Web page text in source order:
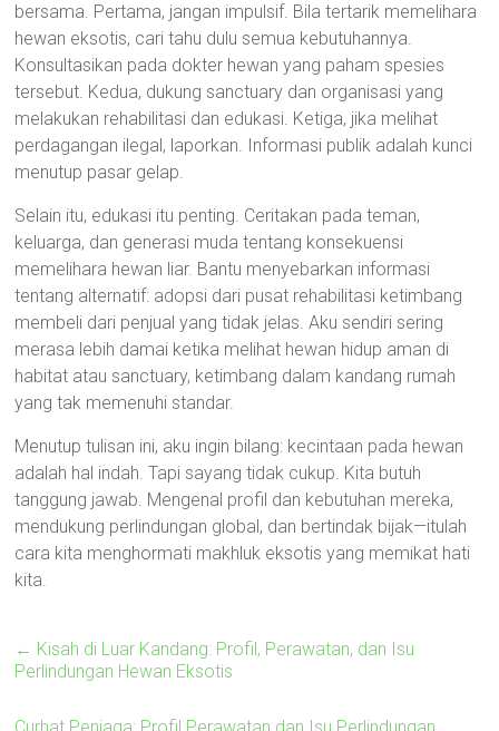
bersama. Pertama, jangan impulsif. Bila tertarik memelihara
hewan eksotis, cari tahu dulu semua kebutuhannya.
Konsultasikan pada dokter hewan yang paham spesies
tersebut. Kedua, dukung sanctuary dan organisasi yang
melakukan rehabilitasi dan edukasi. Ketiga, jika melihat
perdagangan ilegal, laporkan. Informasi publik adalah kunci
menutup pasar gelap.
Selain itu, edukasi itu penting. Ceritakan pada teman,
keluarga, dan generasi muda tentang konsekuensi
memelihara hewan liar. Bantu menyebarkan informasi
tentang alternatif: adopsi dari pusat rehabilitasi ketimbang
membeli dari penjual yang tidak jelas. Aku sendiri sering
merasa lebih damai ketika melihat hewan hidup aman di
habitat atau sanctuary, ketimbang dalam kandang rumah
yang tak memenuhi standar.
Menutup tulisan ini, aku ingin bilang: kecintaan pada hewan
adalah hal indah. Tapi sayang tidak cukup. Kita butuh
tanggung jawab. Mengenal profil dan kebutuhan mereka,
mendukung perlindungan global, dan bertindak bijak—itulah
cara kita menghormati makhluk eksotis yang memikat hati
kita.
← Kisah di Luar Kandang: Profil, Perawatan, dan Isu
Perlindungan Hewan Eksotis